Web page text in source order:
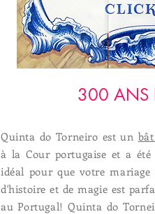
300 ANS
Quinta do Torneiro est un
à la Cour portugaise et a été
idéal pour que votre mariage
d'histoire et de magie est
au Portugal! Quinta do